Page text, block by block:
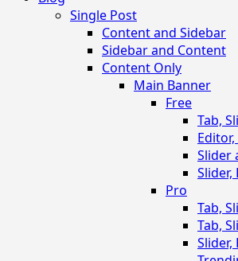
Single Post
Content and Sidebar
Sidebar and Content
Content Only
Main Banner
Free
Tab,
Slider
Slider,
Pro
Tab,
Tab,